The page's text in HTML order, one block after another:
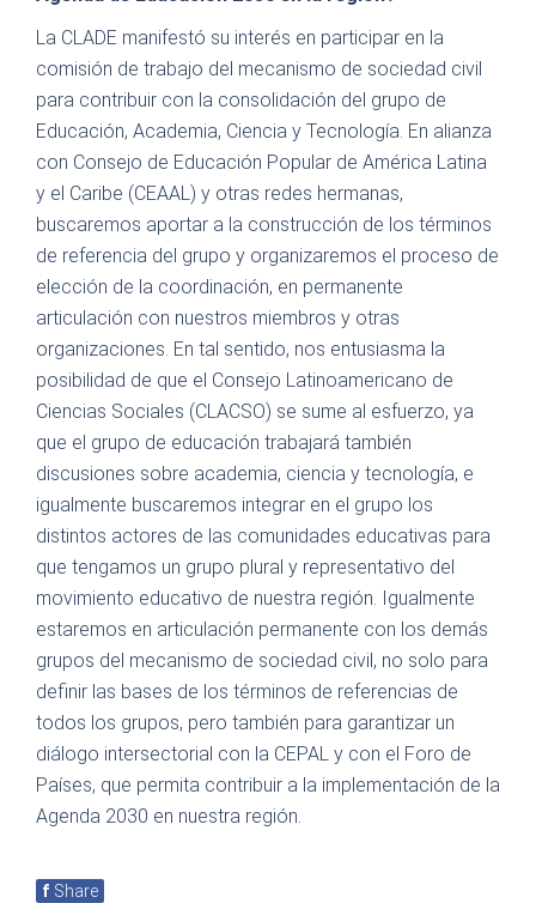
La CLADE manifestó su interés en participar en la
comisión de trabajo del mecanismo de sociedad civil
para contribuir con la consolidación del grupo de
Educación, Academia, Ciencia y Tecnología. En alianza
con Consejo de Educación Popular de América Latina
y el Caribe (CEAAL) y otras redes hermanas,
buscaremos aportar a la construcción de los términos
de referencia del grupo y organizaremos el proceso de
elección de la coordinación, en permanente
articulación con nuestros miembros y otras
organizaciones. En tal sentido, nos entusiasma la
posibilidad de que el Consejo Latinoamericano de
Ciencias Sociales (CLACSO) se sume al esfuerzo, ya
que el grupo de educación trabajará también
discusiones sobre academia, ciencia y tecnología, e
igualmente buscaremos integrar en el grupo los
distintos actores de las comunidades educativas para
que tengamos un grupo plural y representativo del
movimiento educativo de nuestra región. Igualmente
estaremos en articulación permanente con los demás
grupos del mecanismo de sociedad civil, no solo para
definir las bases de los términos de referencias de
todos los grupos, pero también para garantizar un
diálogo intersectorial con la CEPAL y con el Foro de
Países, que permita contribuir a la implementación de la
Agenda 2030 en nuestra región.
f Share